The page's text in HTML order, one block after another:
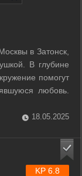
в Затонск,
В глубине
помогут
любовь.
город. На
в городе зовут
18.05.2025
KP 6.8